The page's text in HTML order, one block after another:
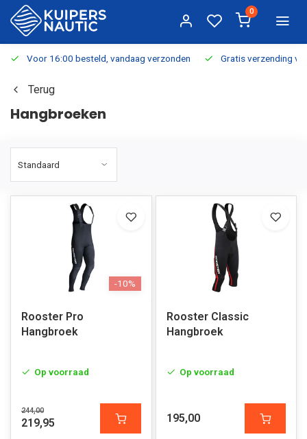
0
Voor 16:00 besteld, vandaag verzonden Gratis verzending
Terug
Hangbroeken
-10%
Rooster Pro
Hangbroek
Op voorraad
244,00
219,95
Rooster Classic
Hangbroek
Op voorraad
195,00